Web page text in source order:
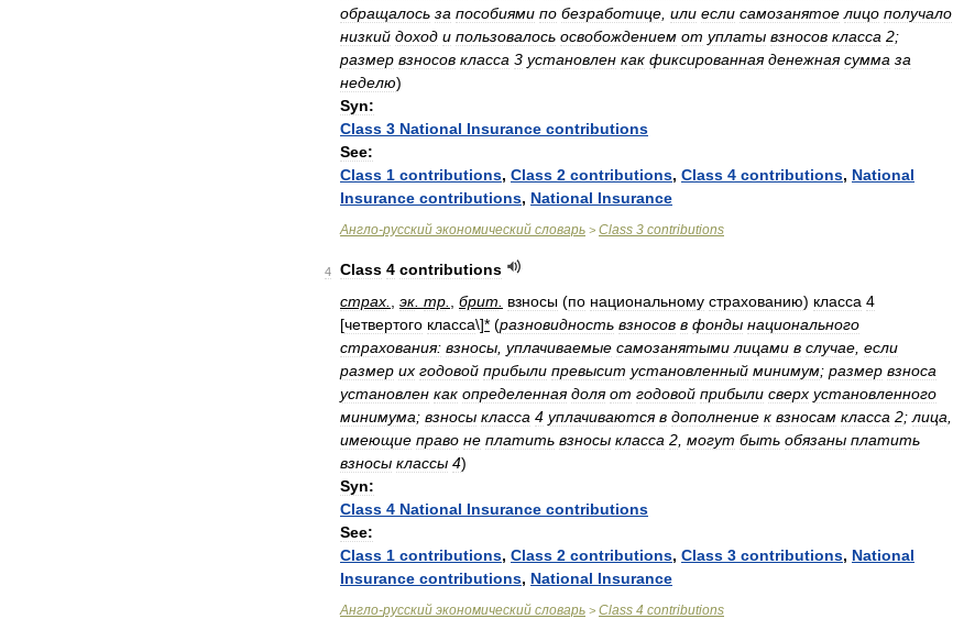
обращалось за пособиями по безработице или если самозанятое лицо получало
низкий доход и пользовалось освобождением от уплаты взносов класса 2;
размер взносов класса 3 установлен как фиксированная денежная сумма за
неделю)
Syn:
Class 3 National Insurance contributions
See:
Class 1 contributions, Class 2 contributions, Class 4 contributions, National
Insurance contributions, National Insurance
Англо-русский экономический словарь > Class 3 contributions
4 Class 4 contributions
страх
эк тр брит взносы (по национальному страхованию) класса 4
[четвертого класса\]* (разновидность взносов в фонды национального
страхования: взносы уплачиваемые самозанятыми лицами в случае если
размер их годовой прибыли превысит установленный минимум; размер взноса
установлен как определенная доля от годовой прибыли сверх установленного
минимума; взносы класса 4 уплачиваются в дополнение к взносам класса 2; лица
имеющие право не платить взносы класса 2 могут быть обязаны платить
взносы классы 4)
Syn:
Class 4 National Insurance contributions
See:
Class 1 contributions, Class 2 contributions, Class 3 contributions, National
Insurance contributions, National Insurance
Англо-русский экономический словарь > Class 4 contributions